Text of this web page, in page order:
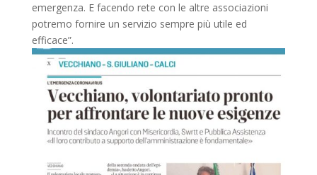
emergenza. E facendo rete con le altre associazioni
potremo fornire un servizio sempre più utile ed
efficace”.